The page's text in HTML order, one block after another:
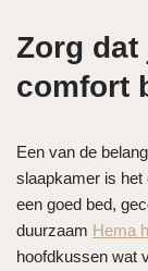
Zorg dat
comfort
Een van de
slaapkamer is het
een goed bed,
duurzaam Hema
hoofdkussen wat